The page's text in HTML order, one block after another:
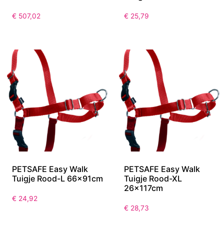
€ 507,02 € 25,79
PETSAFE Easy Walk
Tuigje Rood-L 66x91cm
€ 24,92
PETSAFE Easy Walk
Tuigje Rood-XL
26x117cm
€ 28,73